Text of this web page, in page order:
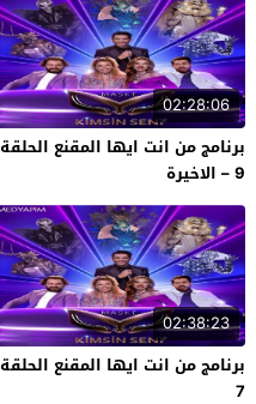
02:28:06
برنامج من انت ايها المقنع الحلقة
9 – الاخيرة
02:38:23
برنامج من انت ايها المقنع الحلقة
7